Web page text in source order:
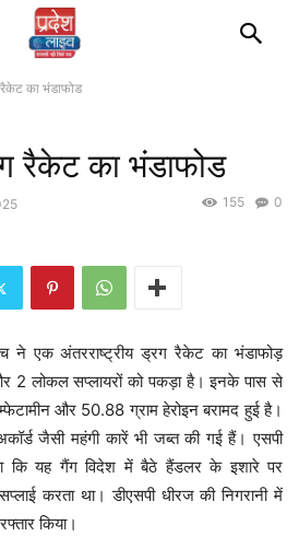
का भंडाफोड
रैकेट का भंडाफोड
0
155
ने एक अंतरराष्ट्रीय ड्रग रैकेट का भंडाफोड़
2 लोकल सप्लायरों को पकड़ा है। इनके पास से
और 50.88 ग्राम हेरोइन बरामद हुई है।
जैसी महंगी कारें भी जब्त की गई हैं। एसपी
कि यह गैंग विदेश में बैठे हैंडलर के इशारे पर
करता था। डीएसपी धीरज की निगरानी में
किया।